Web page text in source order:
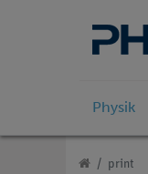
Physik
print